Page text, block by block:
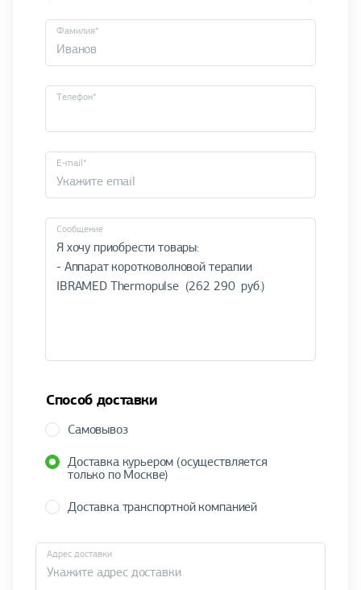
Фамилия*
Телефон*
E-mail*
Cообщение
Способ доставки
Самовывоз
Доставка курьером (осуществляется
только по Москве)
Доставка транспортной компанией
Адрес доставки